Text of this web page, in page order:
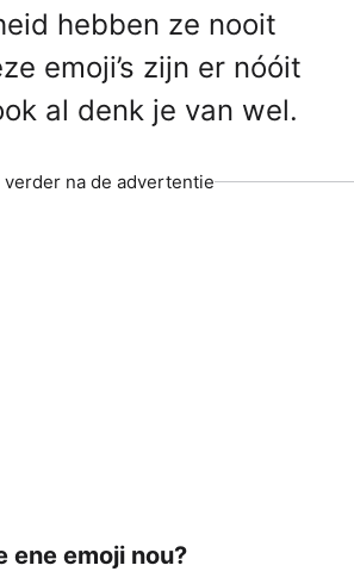
hebben ze nooit
emoji’s zijn er nóóit
al denk je van wel.
verder na de advertentie
ene emoji nou?